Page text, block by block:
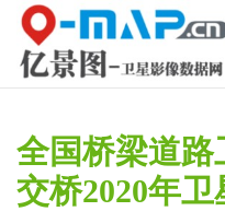
全国桥梁道
交桥2020年